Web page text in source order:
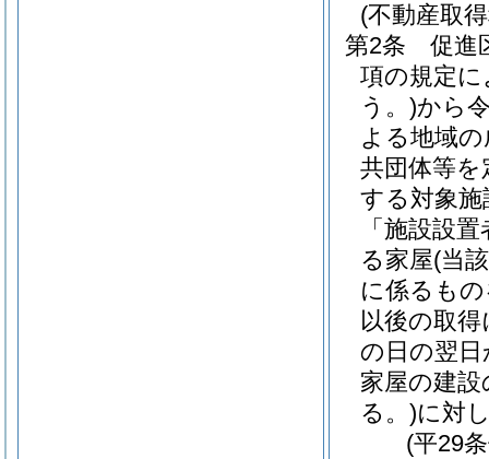
(不動産取
第2条
促進
項の規定
う。)から
よる地域
共団体等
する対象施
「施設設
る家屋(当
に係るも
以後の取
の日の翌
家屋の建
る。)に対
(平29